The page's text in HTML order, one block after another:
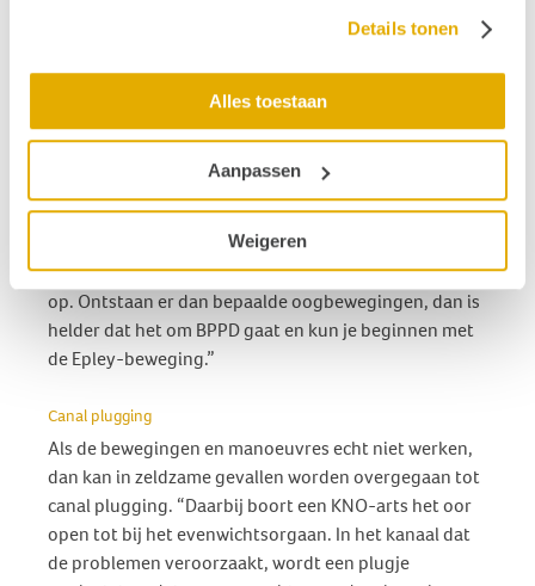
Details tonen
Alles toestaan
Aanpassen
Weigeren
komt dan ook bij de dokter. “En omdat BPPD kan
voorkomen in combinatie met andere
evenwichtsklachten, is het belangrijk dat je als arts
goed blijft doorvragen”, benadrukt Kelders. “Om
zeker te weten dat het om BPPD gaat, zal een arts ook
de kiepproef doen, ook bekend als de Dix-Hallpike
test. Door iemand vanuit zitstand zo snel mogelijk op
de behandeltafel te laten liggen met het hoofd
gedraaid, roep je bij BPPD de duizeligheidsklachten
op. Ontstaan er dan bepaalde oogbewegingen, dan is
helder dat het om BPPD gaat en kun je beginnen met
de Epley-beweging.”
Canal plugging
Als de bewegingen en manoeuvres echt niet werken,
dan kan in zeldzame gevallen worden overgegaan tot
canal plugging. “Daarbij boort een KNO-arts het oor
open tot bij het evenwichtsorgaan. In het kanaal dat
de problemen veroorzaakt, wordt een plugje